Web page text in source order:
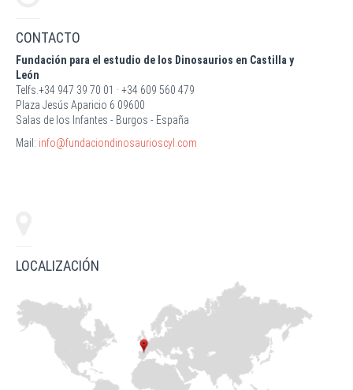
CONTACTO
Fundación para el estudio de los Dinosaurios en Castilla y
León
Telfs.+34 947 39 70 01 · +34 609 560 479
Plaza Jesús Aparicio 6 09600
Salas de los Infantes - Burgos - España
Mail: info@fundaciondinosaurioscyl.com
LOCALIZACIÓN